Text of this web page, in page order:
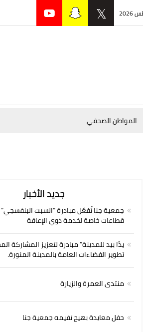
المواطن الصحفي
جديد الأخبار
جمعية جنا تُفعّل مبادرة “السبت
قطاعات خاصة لخدمة ذوي الإعاقة
يدًا بيد للمدينة” مبادرة لتعزيز المشاركة
تطوير الفضاءات العامة بالمدينة المنورة.
منتدى العمرة والزيارة
حفل معايدة بهيج تقيمه جمعية جنا